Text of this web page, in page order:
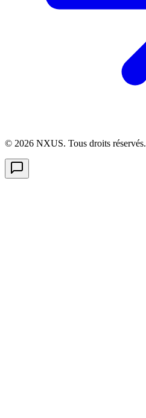
© 2026 NXUS. Tous droits réservés.